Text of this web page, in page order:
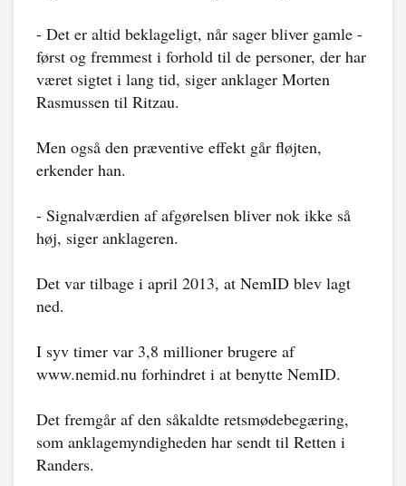
- Det er altid beklageligt, når sager bliver gamle -
først og fremmest i forhold til de personer, der har
været sigtet i lang tid, siger anklager Morten
Rasmussen til Ritzau.
Men også den præventive effekt går fløjten,
erkender han.
- Signalværdien af afgørelsen bliver nok ikke så
høj, siger anklageren.
Det var tilbage i april 2013, at NemID blev lagt
ned.
I syv timer var 3,8 millioner brugere af
www.nemid.nu forhindret i at benytte NemID.
Det fremgår af den såkaldte retsmødebegæring,
som anklagemyndigheden har sendt til Retten i
Randers.